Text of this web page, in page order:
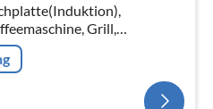
Grill,
Deutsch Fernsehsender)